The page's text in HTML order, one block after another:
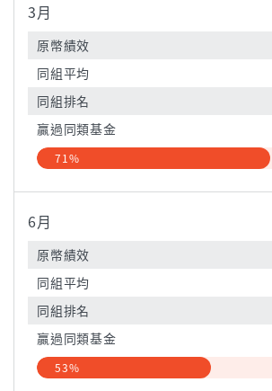
3月
原幣績效
同組平均
同組排名
贏過同類基金
71%
6月
原幣績效
同組平均
同組排名
贏過同類基金
53%